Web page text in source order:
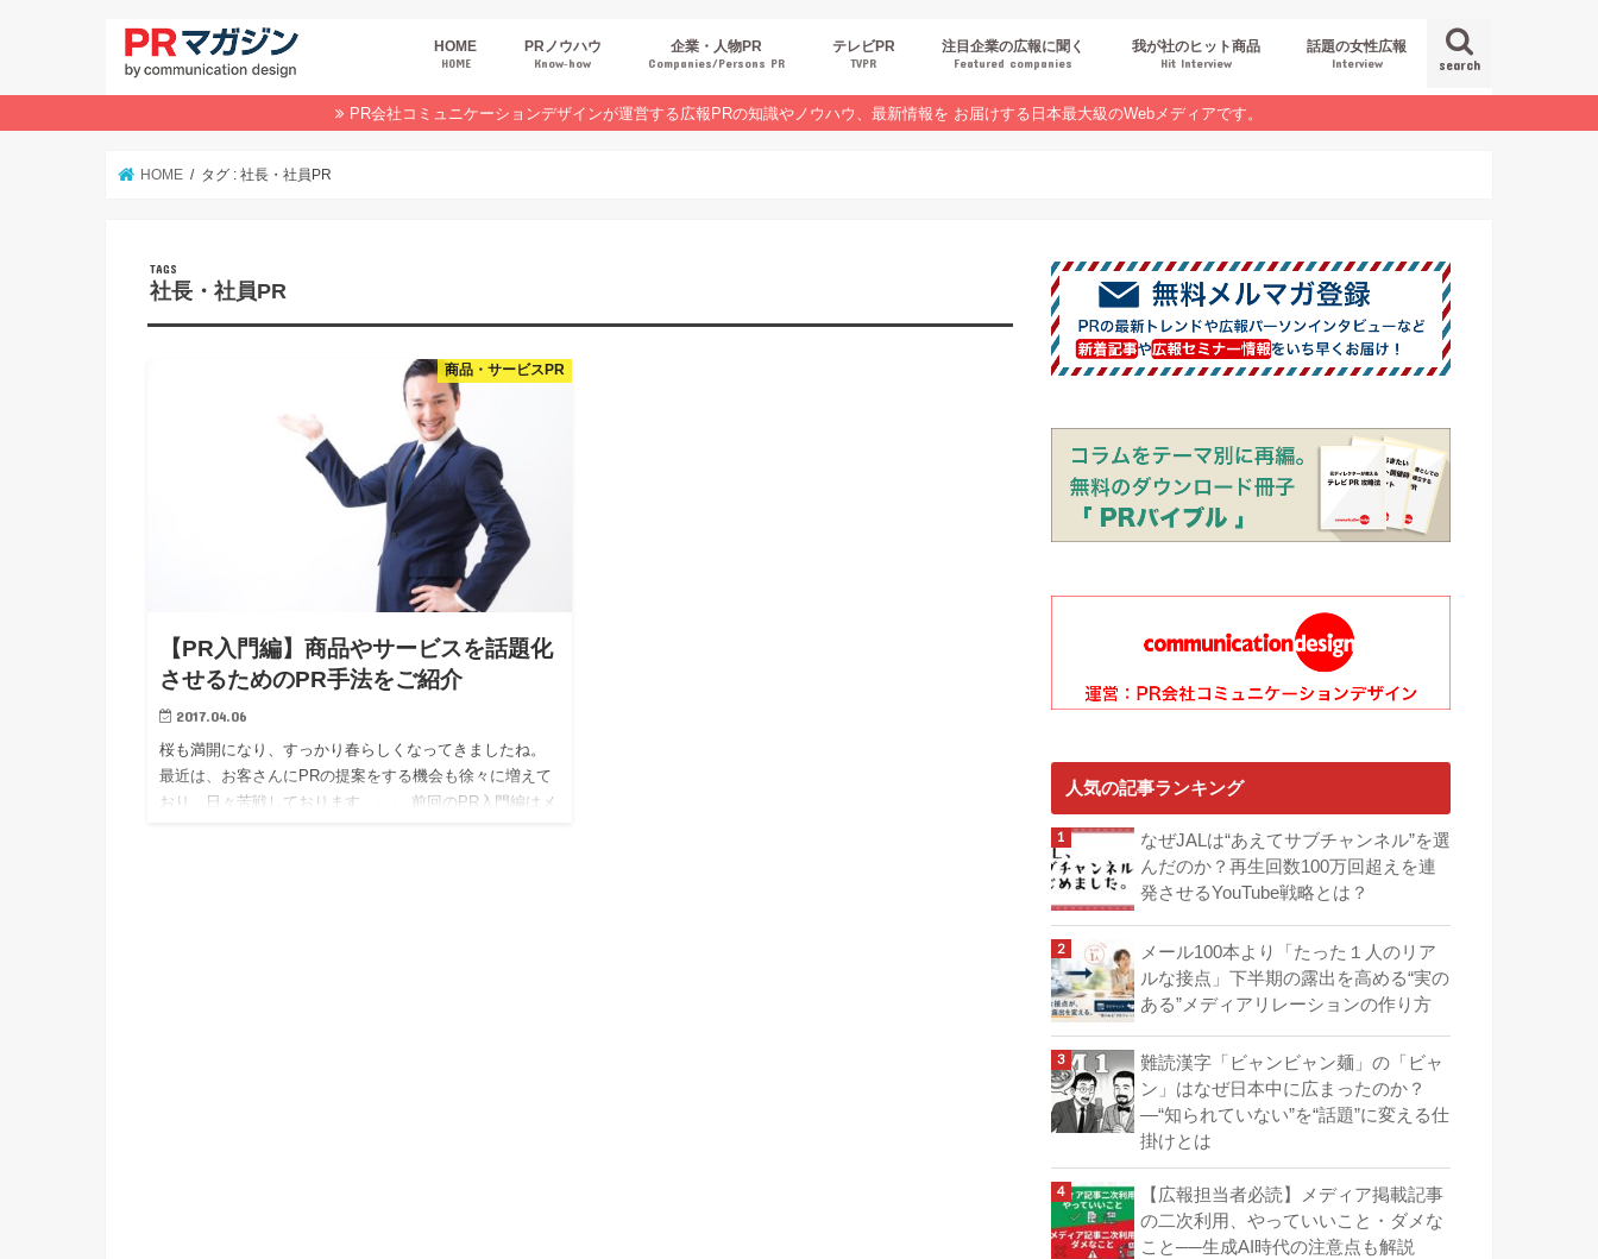
search
HOME
HOME
PRノウハウ
Know‐how
広報スキルUP
商品・サービスPR
デジタルPR
PRトレンド
イベントPR
業界コラム
オンラインセミナーレポート
企業・人物PR
Companies/Persons PR
テレビPR
TVPR
注目企業の広報に聞く
Featured companies
我が社のヒット商品
Hit Interview
話題の女性広報
Interview
PR会社コミュニケーションデザインが運営する広報PRの知識やノウハウ、最新情報を お届けする日本最大級のWebメディアです。
HOME タグ : 社長・社員PR
社長・社員PR
商品・サービスPR
【PR入門編】商品やサービスを話題化
させるためのPR手法をご紹介
2017.04.06
桜も満開になり、すっかり春らしくなってきましたね。
最近は、お客さんにPRの提案をする機会も徐々に増えて
おり、日々苦戦しております。。。 前回のPR入門編はメ
人気の記事ランキング
なぜJALは“あえてサブチャンネル”を選
んだのか？再生回数100万回超えを連
発させるYouTube戦略とは？
メール100本より「たった１人のリア
ルな接点」下半期の露出を高める“実の
ある”メディアリレーションの作り方
難読漢字「ビャンビャン麺」の「ビャ
ン」はなぜ日本中に広まったのか？
―“知られていない”を“話題”に変える仕
掛けとは
【広報担当者必読】メディア掲載記事
の二次利用、やっていいこと・ダメな
こと──生成AI時代の注意点も解説